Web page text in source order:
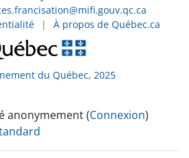
| À propos de Québec.ca
du Québec, 2025
anonymement (Connexion)